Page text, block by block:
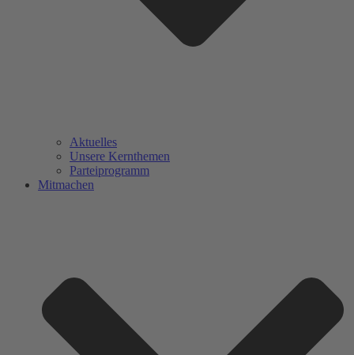
Aktuelles
Unsere Kernthemen
Parteiprogramm
Mitmachen